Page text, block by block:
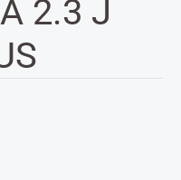
2.3 J